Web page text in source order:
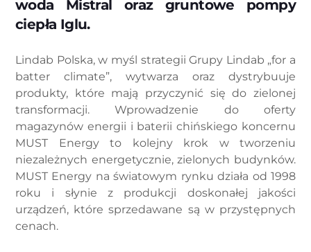
woda Mistral oraz gruntowe pompy
ciepła Iglu.
Lindab Polska, w myśl strategii Grupy Lindab „for a
batter climate”, wytwarza oraz dystrybuuje
produkty, które mają przyczynić się do zielonej
transformacji. Wprowadzenie do oferty
magazynów energii i baterii chińskiego koncernu
MUST Energy to kolejny krok w tworzeniu
niezależnych energetycznie, zielonych budynków.
MUST Energy na światowym rynku działa od 1998
roku i słynie z produkcji doskonałej jakości
urządzeń, które sprzedawane są w przystępnych
cenach.